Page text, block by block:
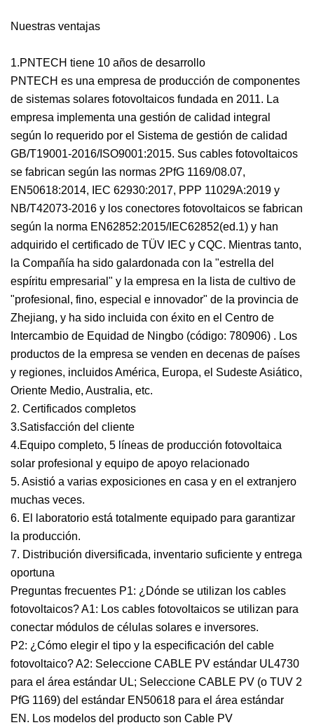
Nuestras ventajas
1.PNTECH tiene 10 años de desarrollo
PNTECH es una empresa de producción de componentes
de sistemas solares fotovoltaicos fundada en 2011. La
empresa implementa una gestión de calidad integral
según lo requerido por el Sistema de gestión de calidad
GB/T19001-2016/ISO9001:2015. Sus cables fotovoltaicos
se fabrican según las normas 2PfG 1169/08.07,
EN50618:2014, IEC 62930:2017, PPP 11029A:2019 y
NB/T42073-2016 y los conectores fotovoltaicos se fabrican
según la norma EN62852:2015/IEC62852(ed.1) y han
adquirido el certificado de TÜV IEC y CQC. Mientras tanto,
la Compañía ha sido galardonada con la "estrella del
espíritu empresarial" y la empresa en la lista de cultivo de
"profesional, fino, especial e innovador" de la provincia de
Zhejiang, y ha sido incluida con éxito en el Centro de
Intercambio de Equidad de Ningbo (código: 780906) . Los
productos de la empresa se venden en decenas de países
y regiones, incluidos América, Europa, el Sudeste Asiático,
Oriente Medio, Australia, etc.
2. Certificados completos
3.Satisfacción del cliente
4.Equipo completo, 5 líneas de producción fotovoltaica
solar profesional y equipo de apoyo relacionado
5. Asistió a varias exposiciones en casa y en el extranjero
muchas veces.
6. El laboratorio está totalmente equipado para garantizar
la producción.
7. Distribución diversificada, inventario suficiente y entrega
oportuna
Preguntas frecuentes P1: ¿Dónde se utilizan los cables
fotovoltaicos? A1: Los cables fotovoltaicos se utilizan para
conectar módulos de células solares e inversores.
P2: ¿Cómo elegir el tipo y la especificación del cable
fotovoltaico? A2: Seleccione CABLE PV estándar UL4730
para el área estándar UL; Seleccione CABLE PV (o TUV 2
PfG 1169) del estándar EN50618 para el área estándar
EN. Los modelos del producto son Cable PV